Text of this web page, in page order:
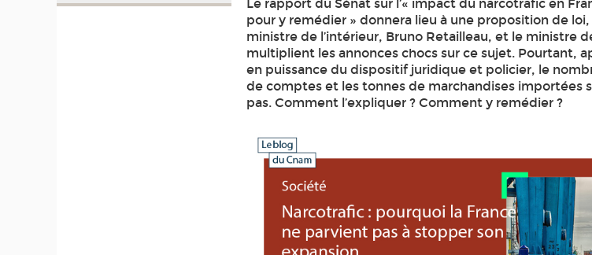
Le rapport du Sénat sur l’« impact du narcotrafic en
pour y remédier » donnera lieu à une proposition de
ministre de l’intérieur, Bruno Retailleau, et le ministre
multiplient les annonces chocs sur ce sujet. Pourtant,
en puissance du dispositif juridique et policier, le
de comptes et les tonnes de marchandises importées
pas. Comment l’expliquer ? Comment y remédier ?